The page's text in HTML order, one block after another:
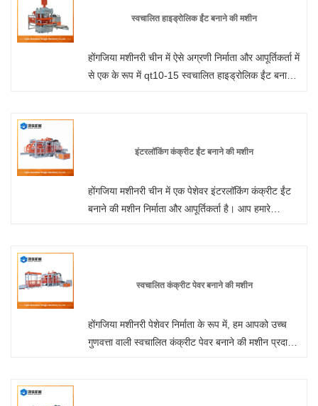
स्वचालित हाइड्रोलिक ईंट बनाने की मशीन
होंगजिया मशीनरी चीन में ऐसे अग्रणी निर्माता और आपूर्तिकर्ता में
से एक के रूप में qt10-15 स्वचालित हाइड्रोलिक ईंट बनाने
सर्वोत्तम सेवा और त्वरित डिलीवरी प्रदान करेंगे।
इंटरलॉकिंग कंक्रीट ईंट बनाने की मशीन
होंगजिया मशीनरी चीन में एक पेशेवर इंटरलॉकिंग कंक्रीट ईंट
बनाने की मशीन निर्माता और आपूर्तिकर्ता है। आप हमारे
स्वचालित कंक्रीट पेवर बनाने की मशीन
होंगजिया मशीनरी पेशेवर निर्माता के रूप में, हम आपको उच्च
गुणवत्ता वाली स्वचालित कंक्रीट पेवर बनाने की मशीन प्रदान